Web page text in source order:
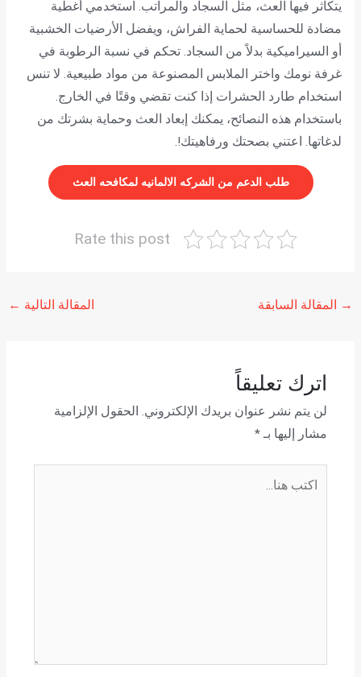
يتكاثر فيها العث، مثل السجاد والمراتب. استخدمي أغطية
مضادة للحساسية لحماية الفراش، ويفضل الأرضيات الخشبية
أو السيراميكية بدلاً من السجاد. تحكم في نسبة الرطوبة في
غرفة نومك واختر الملابس المصنوعة من مواد طبيعية. لا تنس
استخدام طارد الحشرات إذا كنت تقضي وقتًا في الخارج.
باستخدام هذه النصائح، يمكنك إبعاد العث وحماية بشرتك من
لدغاتها. اعتني بصحتك ورفاهيتك!.
طلب الدعم من الشركه الالمانيه لمكافحه العث
Rate this post
→ المقالة السابقة المقالة التالية ←
اترك تعليقاً
لن يتم نشر عنوان بريدك الإلكتروني. الحقول الإلزامية
مشار إليها بـ*